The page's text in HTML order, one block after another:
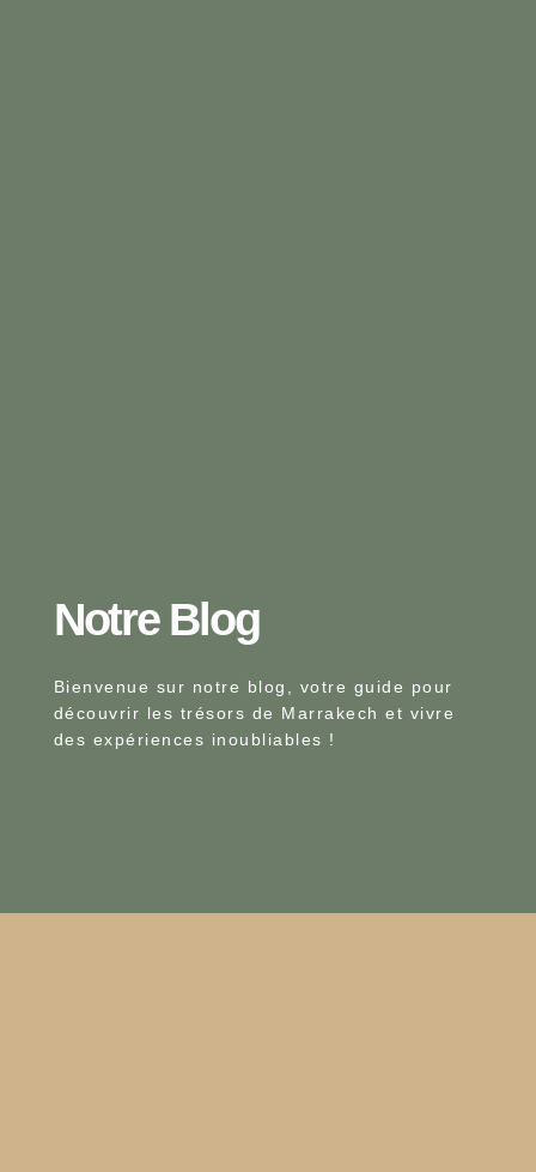
Notre Blog​
Bienvenue sur notre blog, votre guide pour
découvrir les trésors de Marrakech et vivre
des expériences inoubliables !